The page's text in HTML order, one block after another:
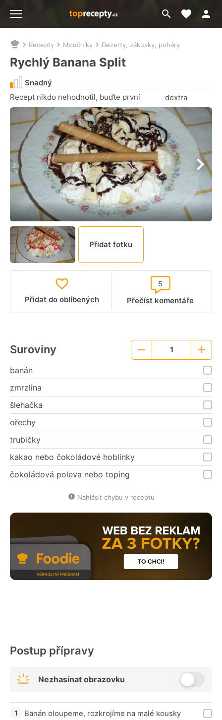
Přejít
na
Moje
Nacházíte
se
zde:
Recepty Moučníky Dezerty, zákusky, poháry
Rychlý Banana Split
Recept nikdo nehodnotil, buďte první dextra
Snadný
Přidat fotku
Přidat do oblíbených Přečíst komentáře
5
Suroviny 1
Větší
porce
banán
zmrzlina
šlehačka
ořechy
trubičky
kakao nebo čokoládové hoblinky
čokoládová poleva nebo toping
Nahlásit chybu v receptu
Postup přípravy
Nezhasínat obrazovku
Banán oloupeme, rozkrojíme na malé kousky